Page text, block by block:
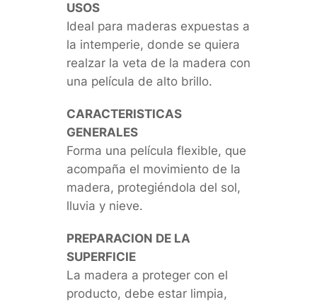
USOS
Ideal para maderas expuestas a
la intemperie, donde se quiera
realzar la veta de la madera con
una película de alto brillo.
CARACTERISTICAS
GENERALES
Forma una película flexible, que
acompaña el movimiento de la
madera, protegiéndola del sol,
lluvia y nieve.
PREPARACION DE LA
SUPERFICIE
La madera a proteger con el
producto, debe estar limpia,